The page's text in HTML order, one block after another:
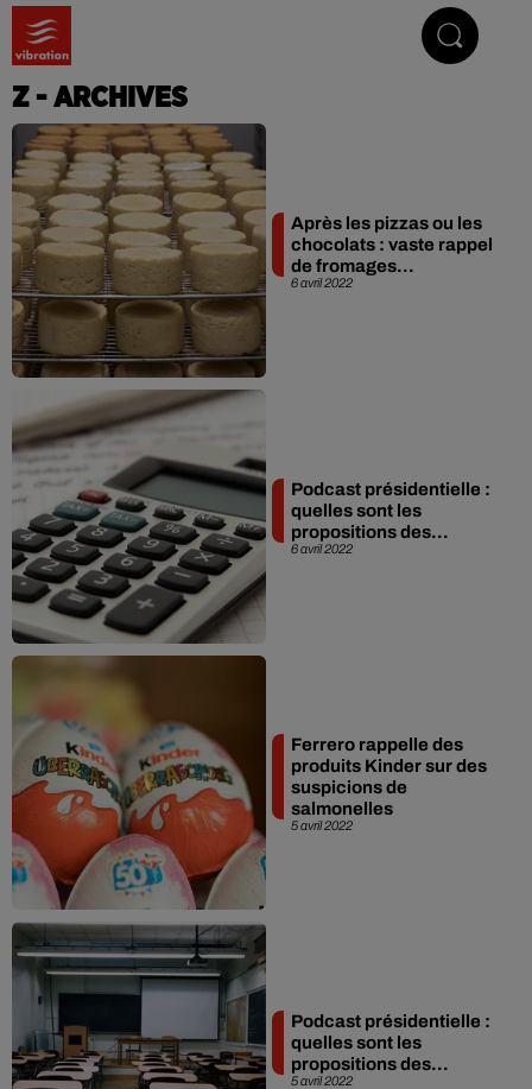
Z - ARCHIVES
6 avril 2022
Après les pizzas ou les
chocolats : vaste rappel
de fromages...
6 avril 2022
Podcast présidentielle :
quelles sont les
propositions des...
5 avril 2022
Ferrero rappelle des
produits Kinder sur des
suspicions de
salmonelles
5 avril 2022
Podcast présidentielle :
quelles sont les
propositions des...